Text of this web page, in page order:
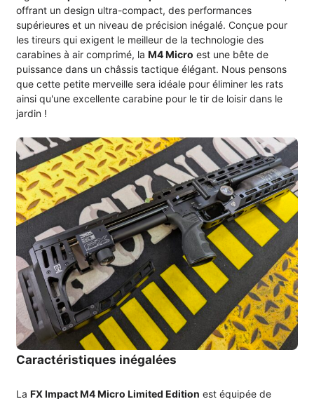
offrant un design ultra-compact, des performances
supérieures et un niveau de précision inégalé. Conçue pour
les tireurs qui exigent le meilleur de la technologie des
carabines à air comprimé, la M4 Micro est une bête de
puissance dans un châssis tactique élégant. Nous pensons
que cette petite merveille sera idéale pour éliminer les rats
ainsi qu'une excellente carabine pour le tir de loisir dans le
jardin !
Caractéristiques inégalées
La FX Impact M4 Micro Limited Edition est équipée de